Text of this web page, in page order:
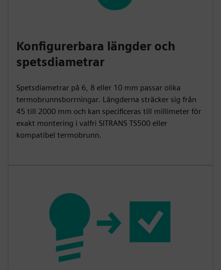
Konfigurerbara längder och
spetsdiametrar
Spetsdiametrar på 6, 8 eller 10 mm passar olika
termobrunnsborrningar. Längderna sträcker sig från
45 till 2000 mm och kan specificeras till millimeter för
exakt montering i valfri SITRANS TS500 eller
kompatibel termobrunn.